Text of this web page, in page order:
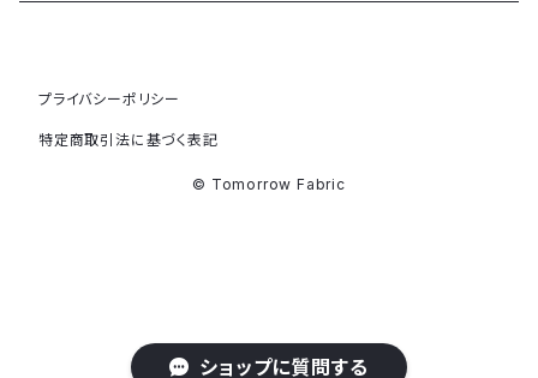
ショップに質問する
ファブリックパネル (額縁)
椿 TSUBAKI
プライバシーポリシー
特定商取引法に基づく表記
© Tomorrow Fabric